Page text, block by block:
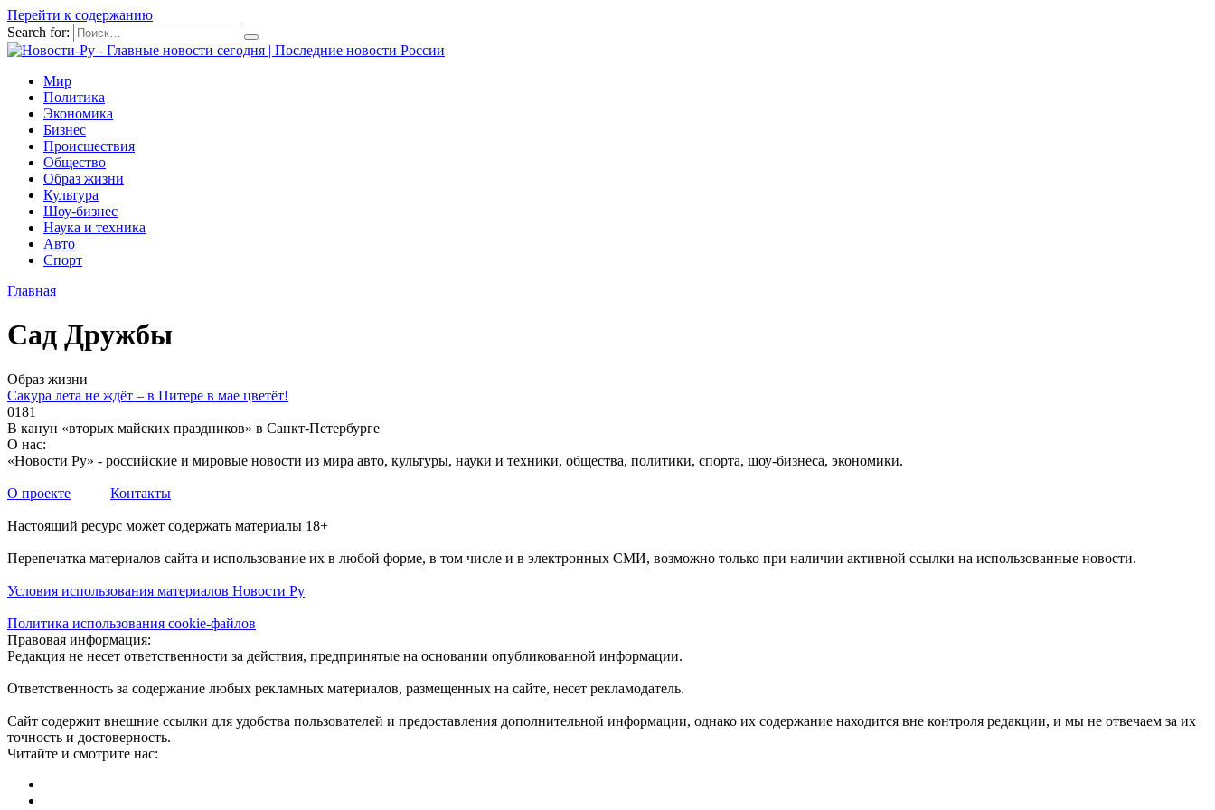
Перейти к содержанию
Search for:
Мир
Политика
Экономика
Бизнес
Происшествия
Общество
Образ жизни
Культура
Шоу-бизнес
Наука и техника
Авто
Спорт
Главная
Сад Дружбы
Образ жизни
Сакура лета не ждёт – в Питере в мае цветёт!
0181
В канун «вторых майских праздников» в Санкт-Петербурге
О нас:
«Новости Ру» - российские и мировые новости из мира авто, культуры, науки и техники, общества, политики, спорта, шоу-бизнеса, экономики.
О проекте Контакты
Настоящий ресурс может содержать материалы 18+
Перепечатка материалов сайта и использование их в любой форме, в том числе и в электронных СМИ, возможно только при наличии активной ссылки на использованные новости.
Условия использования материалов Новости Ру
Политика использования cookie-файлов
Правовая информация:
Редакция не несет ответственности за действия, предпринятые на основании опубликованной информации.
Ответственность за содержание любых рекламных материалов, размещенных на сайте, несет рекламодатель.
Сайт содержит внешние ссылки для удобства пользователей и предоставления дополнительной информации, однако их содержание находится вне контроля редакции, и мы не отвечаем за их
точность и достоверность.
Читайте и смотрите нас: